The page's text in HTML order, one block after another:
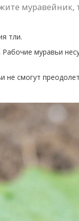
муравейник,
тли.
Рабочие муравьи
смогут